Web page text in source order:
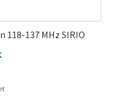
118-137 MHz SIRIO